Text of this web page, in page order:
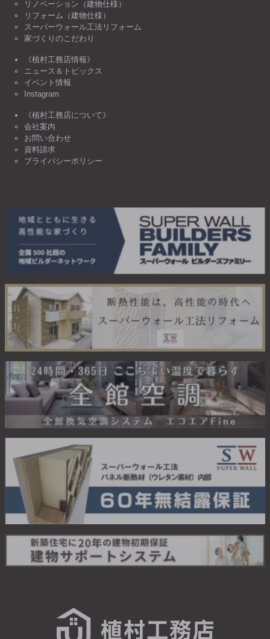
リノベーション（建物仕様）
リフォーム（建物仕様）
スーパーウォール工法リフォーム
家づくりのこだわり
《植村工務店情報》
ニュース＆トピックス
イベント情報
Instagram
《植村工務店について》
会社案内
お問い合わせ
資料請求
プライバシーポリシー